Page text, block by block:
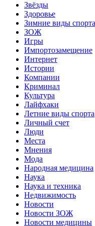
Звёзды
Здоровье
Зимние виды спорта
ЗОЖ
Игры
Импортозамещение
Интернет
Истории
Компании
Криминал
Культура
Лайфхаки
Летние виды спорта
Личный счет
Люди
Места
Мнения
Мода
Народная медицина
Наука
Наука и техника
Недвижимость
Новости
Новости ЗОЖ
Новости медицины